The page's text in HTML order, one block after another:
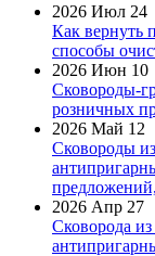
2026 Июл 24
Как вернуть
способы
2026 Июн 10
Сковороды-
розничных
2026 Май 12
Сковороды
2026 Апр 27
Сковорода